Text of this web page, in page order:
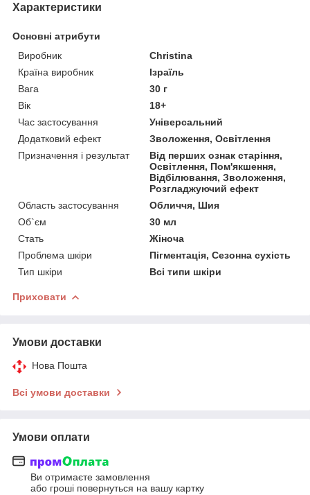
Характеристики
Основні атрибути
Виробник
Christina
Країна виробник
Ізраїль
Вага
30 г
Вік
18+
Час застосування
Універсальний
Додатковий ефект
Зволоження, Освітлення
Призначення і результат
Від перших ознак старіння,
Освітлення, Пом'якшення,
Відбілювання, Зволоження,
Розгладжуючий ефект
Область застосування
Обличчя, Шия
Об`єм
30 мл
Стать
Жіноча
Проблема шкіри
Пігментація, Сезонна сухість
Тип шкіри
Всі типи шкіри
Приховати
Умови доставки
Нова Пошта
Всі умови доставки
Умови оплати
Ви отримаєте замовлення
або гроші повернуться на вашу картку